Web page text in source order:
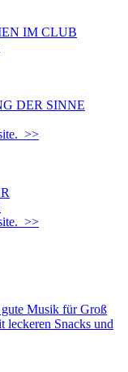
IM CLUB
DER SINNE
>>
>>
Musik für Groß
leckeren Snacks und